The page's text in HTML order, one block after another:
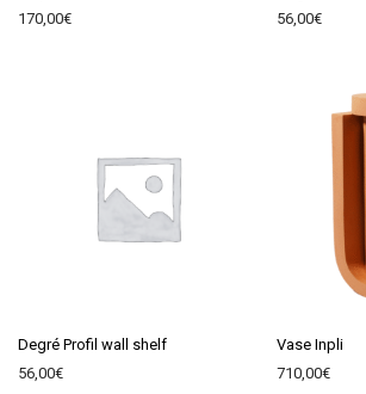
170,00€
56,00€
Degré Profil wall shelf
56,00€
Vase Inpli
710,00€